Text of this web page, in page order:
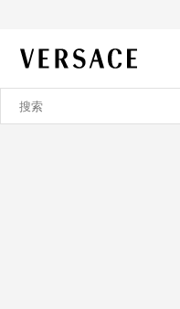
VERSACE | 主页